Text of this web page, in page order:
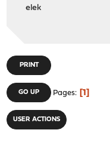
elek
PRINT
GO UP Pages 1
USER ACTIONS